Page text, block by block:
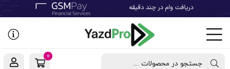
جستجو در محصولات ...
0